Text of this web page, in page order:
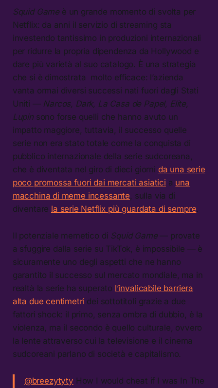
Squid Game è un grande momento di svolta per
Netflix: da anni il servizio di streaming sta
investendo tantissimo in produzioni internazionali
per ridurre la propria dipendenza da Hollywood e
dare più varietà al suo catalogo. È una strategia
che si è dimostrata molto efficace: l’azienda
vanta ormai diversi successi nati fuori dagli Stati
Uniti — Narcos, Dark, La Casa de Papel, Elite,
Lupin sono forse quelli che hanno avuto un
impatto maggiore, tuttavia, il successo quelle
serie non era stato totale come la conquista di
pubblico internazionale della serie sudcoreana,
che è diventata nel giro di dieci giorni da una serie
poco promossa fuori dai mercati asiatici a una
macchina di meme incessante , sulla via di
diventare la serie Netflix più guardata di sempre.
Il potenziale memetico di Squid Game— provate
a sfuggire dalla serie su TikTok, è impossibile — è
sicuramente uno degli aspetti che ne hanno
garantito il successo sul mercato mondiale, ma in
realtà la serie ha superato l’invalicabile barriera
alta due centimetri dei sottotitoli grazie a due
fattori shock: il primo, senza ombra di dubbio, è la
violenza, ma il secondo è quello culturale, ovvero
la lente attraverso cui la televisione e il cinema
sudcoreani parlano di società e capitalismo.
@breezytyty How I would cheat if I was In The